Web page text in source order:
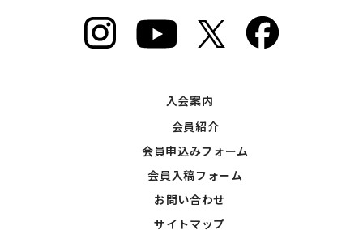
入会案内
会員紹介
会員申込みフォーム
会員入稿フォーム
お問い合わせ
サイトマップ